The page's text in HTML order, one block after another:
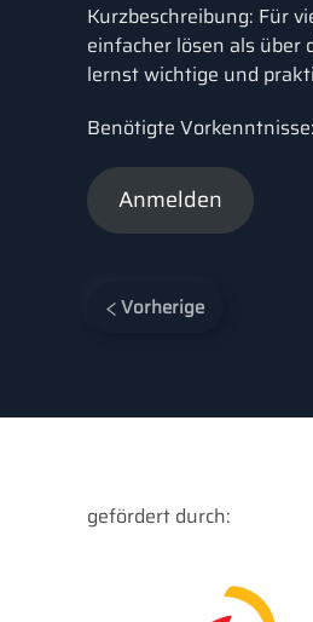
Kurzbeschreibung: Für
einfacher lösen als über
lernst wichtige und
Benötigte
Anmelden
Vorherige
gefördert durch: